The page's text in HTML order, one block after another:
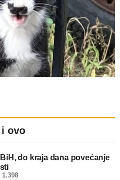
i ovo
do kraja dana povećanje